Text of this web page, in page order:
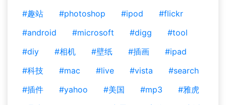
#趣站
#photoshop #ipod
#flickr
#android
#microsoft #digg
#tool
#diy
#相机 #壁纸 #插画
#ipad
#科技
#mac #live #vista
#search
#插件
#yahoo #美国 #mp3
#雅虎